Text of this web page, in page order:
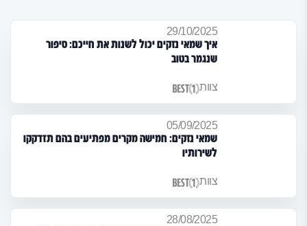
29/10/2025
איך שמאי נזקים יכול לשנות את חייכם: סיפור
שנגמר בטוב
צוות
05/09/2025
שמאי נזקים: חמישה מקרים מפתיעים בהם תזדקקו
לשירותיו
צוות
28/08/2025